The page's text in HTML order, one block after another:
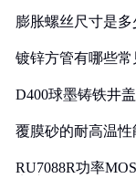
膨胀螺丝尺寸是多
镀锌方管有哪些
D400球墨铸铁井
覆膜砂的耐高温性
RU7088R功率